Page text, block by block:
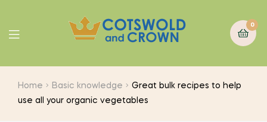
0
Home Basic knowledge
Great bulk recipes to help
use all your organic vegetables